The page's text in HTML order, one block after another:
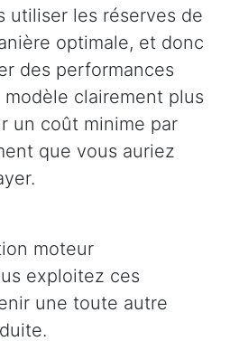
utiliser les réserves de
optimale, et donc
des performances
clairement plus
un coût minime par
que vous auriez
moteur
exploitez ces
une toute autre